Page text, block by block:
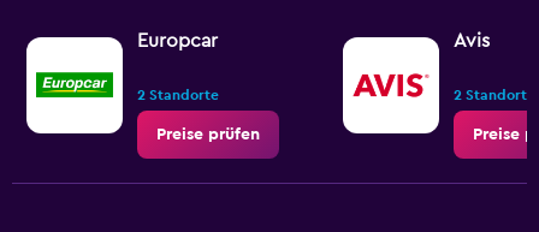
Europcar
2 Standorte
Preise prüfen
Avis
2 Standorte
Preise